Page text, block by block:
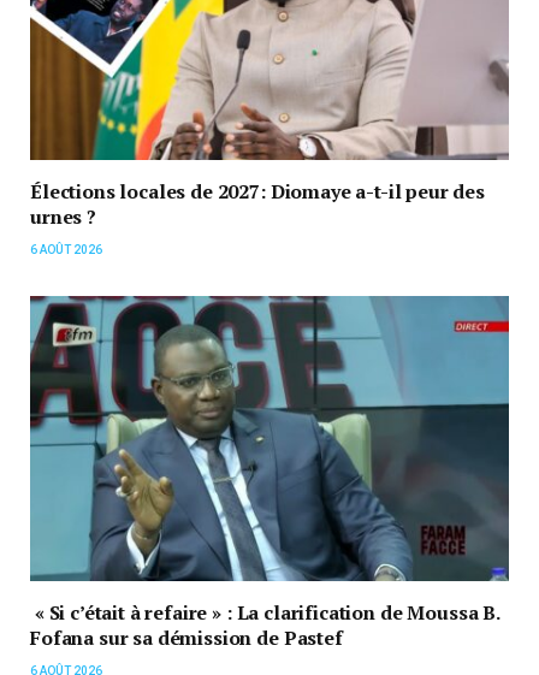
Élections locales de 2027: Diomaye a-t-il peur des
urnes ?
6 AOÛT 2026
« Si c’était à refaire » : La clarification de Moussa B.
Fofana sur sa démission de Pastef
6 AOÛT 2026